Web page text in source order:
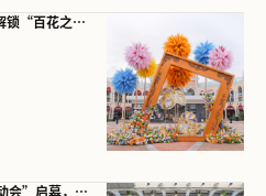
上海佛罗伦萨小镇“五五购物节”解锁“百花之城”，一站尽享意式春夏
重庆FV佛罗伦萨小镇“亲子活力运动会”启幕，以娱购体验践行儿童友好理念